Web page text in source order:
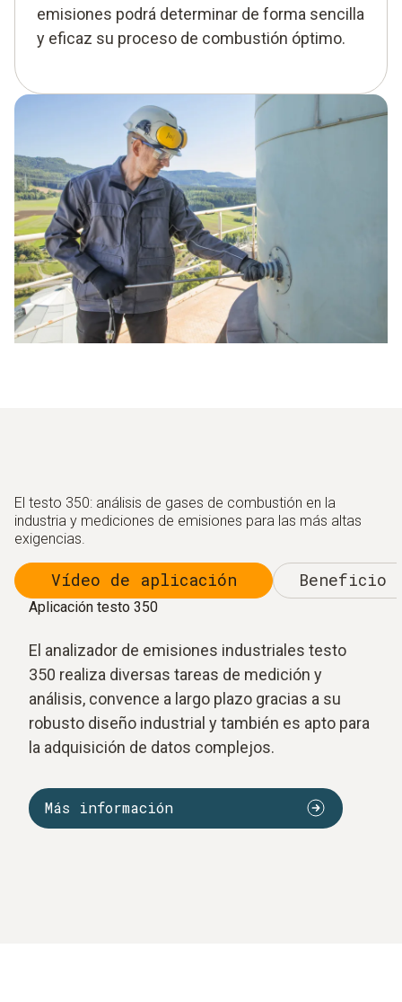
emisiones podrá determinar de forma sencilla
y eficaz su proceso de combustión óptimo.
El testo 350: análisis de gases de combustión en la
industria y mediciones de emisiones para las más altas
exigencias.
Vídeo de aplicación Beneficio
Aplicación testo 350
El analizador de emisiones industriales testo
350 realiza diversas tareas de medición y
análisis, convence a largo plazo gracias a su
robusto diseño industrial y también es apto para
la adquisición de datos complejos.
Más información